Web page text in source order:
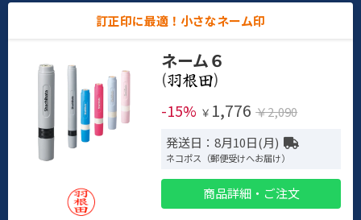
訂正印に最適！小さなネーム印
ネーム６
(
)
-15% ￥ 1,776 ￥2,090
発送日：8月10日(月)
ネコポス（郵便受けへお届け）
商品詳細・ご注文